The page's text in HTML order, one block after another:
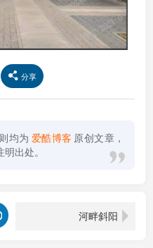
分享
均为 爱酷博客 原创文章，
出处。
河畔斜阳